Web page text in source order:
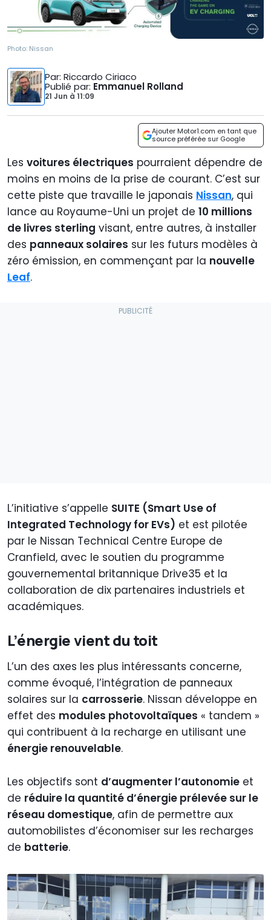
Photo: Nissan
Par: Riccardo Ciriaco
Publié par: Emmanuel Rolland
21 Jun à 11:09
Ajouter Motor1.com en tant que
source préférée sur Google
Les voitures électriques pourraient dépendre de
moins en moins de la prise de courant. C’est sur
cette piste que travaille le japonais Nissan, qui
lance au Royaume-Uni un projet de 10 millions
de livres sterling visant, entre autres, à installer
des panneaux solaires sur les futurs modèles à
zéro émission, en commençant par la nouvelle
Leaf.
L’initiative s’appelle SUITE (Smart Use of
Integrated Technology for EVs) et est pilotée
par le Nissan Technical Centre Europe de
Cranfield, avec le soutien du programme
gouvernemental britannique Drive35 et la
collaboration de dix partenaires industriels et
académiques.
L’énergie vient du toit
L’un des axes les plus intéressants concerne,
comme évoqué, l’intégration de panneaux
solaires sur la carrosserie. Nissan développe en
effet des modules photovoltaïques « tandem »
qui contribuent à la recharge en utilisant une
énergie renouvelable.
Les objectifs sont d’augmenter l’autonomie et
de réduire la quantité d’énergie prélevée sur le
réseau domestique, afin de permettre aux
automobilistes d’économiser sur les recharges
de batterie.